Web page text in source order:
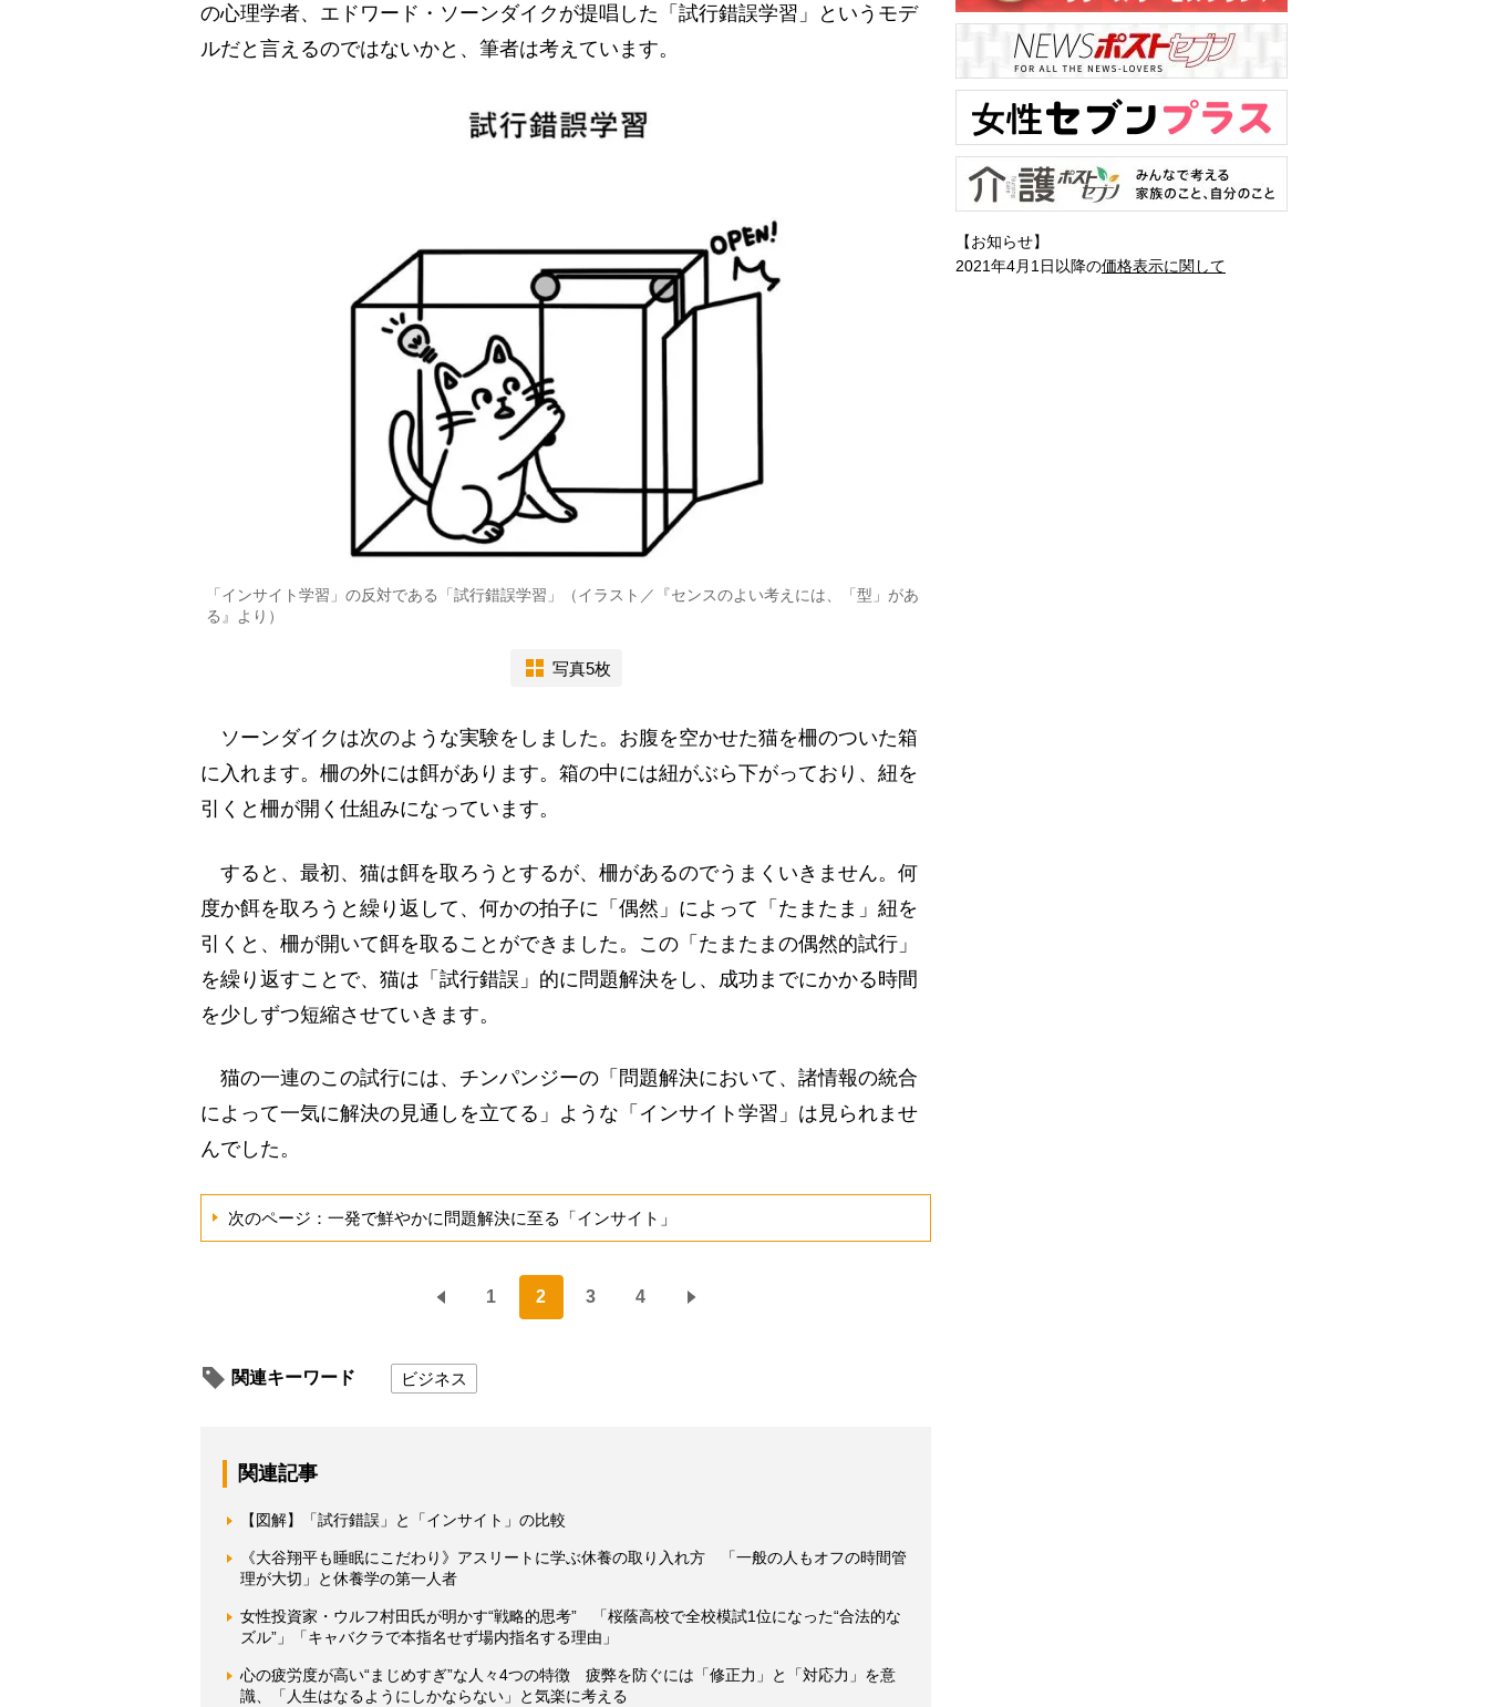
の心理学者、エドワード・ソーンダイクが提唱した「試行錯誤学習」というモデ
ルだと言えるのではないかと、筆者は考えています。
「インサイト学習」の反対である「試行錯誤学習」（イラスト／『センスのよい考えには、「型」があ
る』より）
写真5枚
ソーンダイクは次のような実験をしました。お腹を空かせた猫を柵のついた箱
に入れます。柵の外には餌があります。箱の中には紐がぶら下がっており、紐を
引くと柵が開く仕組みになっています。
すると、最初、猫は餌を取ろうとするが、柵があるのでうまくいきません。何
度か餌を取ろうと繰り返して、何かの拍子に「偶然」によって「たまたま」紐を
引くと、柵が開いて餌を取ることができました。この「たまたまの偶然的試行」
を繰り返すことで、猫は「試行錯誤」的に問題解決をし、成功までにかかる時間
を少しずつ短縮させていきます。
猫の一連のこの試行には、チンパンジーの「問題解決において、諸情報の統合
によって一気に解決の見通しを立てる」ような「インサイト学習」は見られませ
んでした。
次のページ：一発で鮮やかに問題解決に至る「インサイト」
1 2 3 4
関連キーワード ビジネス
関連記事
【図解】「試行錯誤」と「インサイト」の比較
《大谷翔平も睡眠にこだわり》アスリートに学ぶ休養の取り入れ方 「一般の人もオフの時間管
理が大切」と休養学の第一人者
女性投資家・ウルフ村田氏が明かす“戦略的思考” 「桜蔭高校で全校模試1位になった“合法的な
ズル”」「キャバクラで本指名せず場内指名する理由」
心の疲労度が高い“まじめすぎ”な人々4つの特徴 疲弊を防ぐには「修正力」と「対応力」を意
識、「人生はなるようにしかならない」と気楽に考える
【お知らせ】
2021年4月1日以降の価格表示に関して